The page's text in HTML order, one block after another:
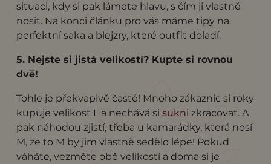
situaci, kdy si pak lámete hlavu, s čím ji vlastně
nosit. Na konci článku pro vás máme tipy na
perfektní saka a blejzry, které outfit doladí.
5. Nejste si jistá velikostí? Kupte si rovnou
dvě!
Tohle je překvapivě časté! Mnoho zákaznic si roky
kupuje velikost L a nechává si sukni zkracovat. A
pak náhodou zjistí, třeba u kamarádky, která nosí
M, že to M by jim vlastně sedělo lépe! Pokud
váháte, vezměte obě velikosti a doma si je